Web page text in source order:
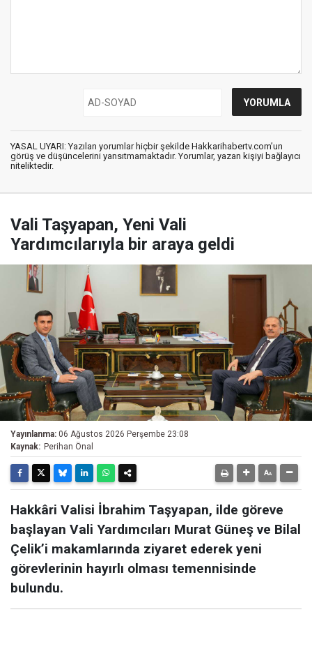
YASAL UYARI: Yazılan yorumlar hiçbir şekilde Hakkarihabertv.com’un
görüş ve düşüncelerini yansıtmamaktadır. Yorumlar, yazan kişiyi bağlayıcı
niteliktedir.
Vali Taşyapan, Yeni Vali
Yardımcılarıyla bir araya geldi
Yayınlanma: 06 Ağustos 2026 Perşembe 23:08
Kaynak: Perihan Önal
Hakkâri Valisi İbrahim Taşyapan, ilde göreve
başlayan Vali Yardımcıları Murat Güneş ve Bilal
Çelik’i makamlarında ziyaret ederek yeni
görevlerinin hayırlı olması temennisinde
bulundu.